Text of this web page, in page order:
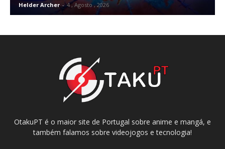
Helder Archer - 4 , Agosto , 2026
OtakuPT é o maior site de Portugal sobre anime e mangá, e
também falamos sobre videojogos e tecnologia!